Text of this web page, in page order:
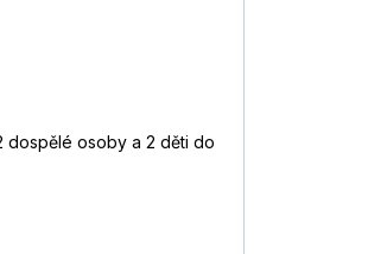
dospělé osoby a 2 děti do